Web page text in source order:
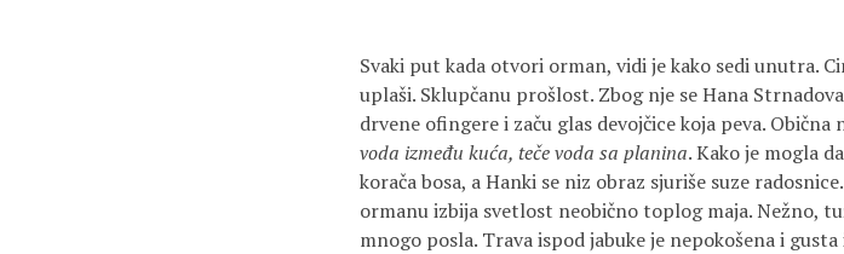
Svaki put kada otvori orman, vidi je kako sedi unutra.
uplaši. Sklupčanu prošlost. Zbog nje se Hana
drvene ofingere i začu glas devojčice koja peva.
voda između kuća, teče voda sa planina. Kako je mogla
korača bosa, a Hanki se niz obraz sjuriše suze
ormanu izbija svetlost neobično toplog maja. Nežno,
mnogo posla. Trava ispod jabuke je nepokošena i